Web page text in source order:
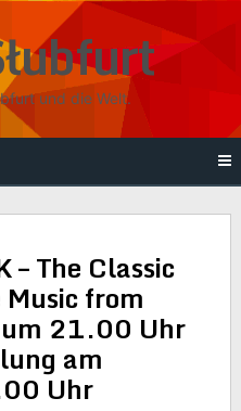
und die Welt.
– The Classic
Music from
21.00 Uhr
am
Uhr